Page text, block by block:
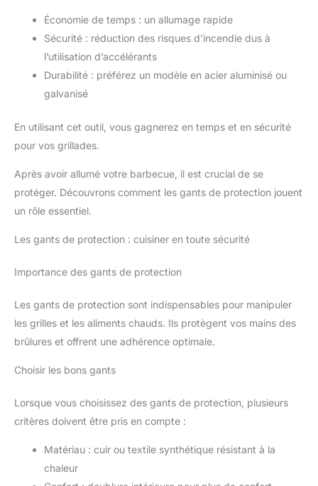
Économie de temps : un allumage rapide
Sécurité : réduction des risques d’incendie dus à
l’utilisation d’accélérants
Durabilité : préférez un modèle en acier aluminisé ou
galvanisé
En utilisant cet outil, vous gagnerez en temps et en sécurité
pour vos grillades.
Après avoir allumé votre barbecue, il est crucial de se
protéger. Découvrons comment les gants de protection jouent
un rôle essentiel.
Les gants de protection : cuisiner en toute sécurité
Importance des gants de protection
Les gants de protection sont indispensables pour manipuler
les grilles et les aliments chauds. Ils protègent vos mains des
brûlures et offrent une adhérence optimale.
Choisir les bons gants
Lorsque vous choisissez des gants de protection, plusieurs
critères doivent être pris en compte :
Matériau : cuir ou textile synthétique résistant à la
chaleur